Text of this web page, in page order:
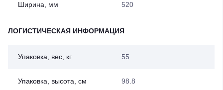
Ширина, мм 520
ЛОГИСТИЧЕСКАЯ ИНФОРМАЦИЯ
Упаковка, вес, кг 55
Упаковка, высота, см 98.8